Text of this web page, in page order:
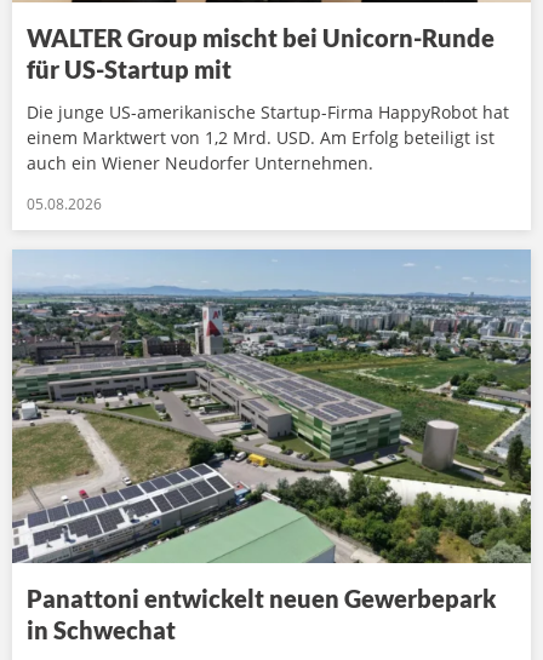
WALTER Group mischt bei Unicorn-Runde
für US-Startup mit
Die junge US-amerikanische Startup-Firma HappyRobot hat
einem Marktwert von 1,2 Mrd. USD. Am Erfolg beteiligt ist
auch ein Wiener Neudorfer Unternehmen.
05.08.2026
Panattoni entwickelt neuen Gewerbepark
in Schwechat